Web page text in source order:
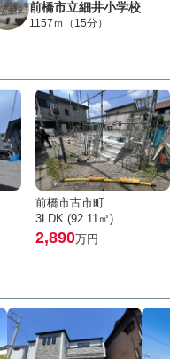
前橋市立細井小学校
1157ｍ（15分）
前橋市古市町
3LDK (92.11㎡)
2,890万円